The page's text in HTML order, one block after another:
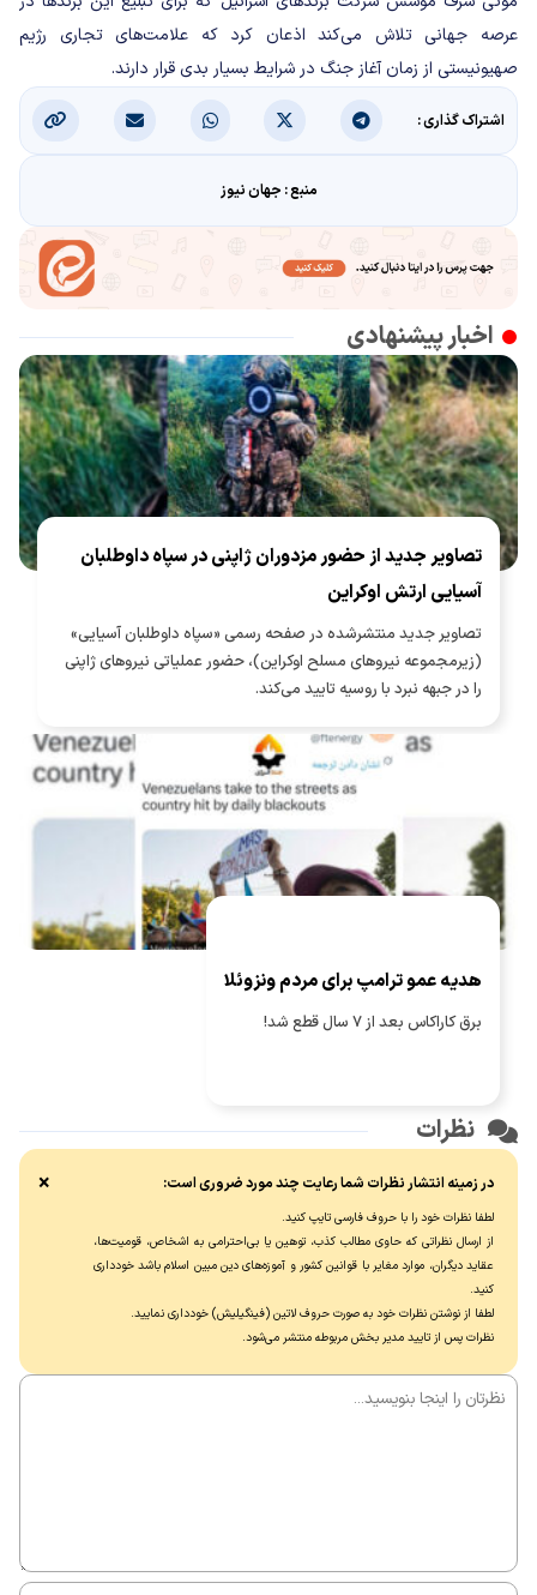
عرصه جهانی تلاش می‌کند اذعان کرد که علامت‌های تجاری رژیم
صهیونیستی از زمان آغاز جنگ در شرایط بسیار بدی قرار دارند.
اشتراک گذاری :
منبع : جهان نیوز
اخبار پیشنهادی
تصاویر جدید از حضور مزدوران ژاپنی در سپاه داوطلبان
آسیایی ارتش اوکراین
تصاویر جدید منتشرشده در صفحه رسمی «سپاه داوطلبان آسیایی»
(زیرمجموعه نیروهای مسلح اوکراین)، حضور عملیاتی نیروهای ژاپنی
را در جبهه نبرد با روسیه تایید می‌کند.
هدیه عمو ترامپ برای مردم ونزوئلا
برق کاراکاس بعد از ۷ سال قطع شد!
نظرات
در زمینه انتشار نظرات شما رعایت چند مورد ضروری است:
لطفا نظرات خود را با حروف فارسی تایپ کنید.
از ارسال نظراتی که حاوی مطالب کذب، توهین یا بی‌احترامی به اشخاص، قومیت‌ها،
عقاید دیگران، موارد مغایر با قوانین کشور و آموزه‌های دین مبین اسلام باشد خودداری
کنید.
لطفا از نوشتن نظرات خود به صورت حروف لاتین (فینگیلیش) خودداری نماييد.
نظرات پس از تایید مدیر بخش مربوطه منتشر می‌شود.
×